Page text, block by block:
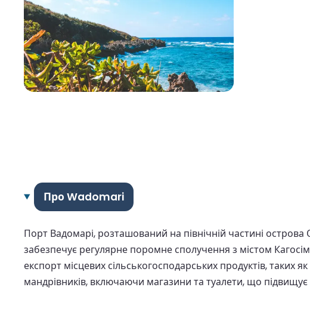
Про Wadomari
Порт Вадомарі, розташований на північній частині
забезпечує регулярне поромне сполучення з містом
експорт місцевих сільськогосподарських продуктів, таких
мандрівників, включаючи магазини та туалети, що підвищує